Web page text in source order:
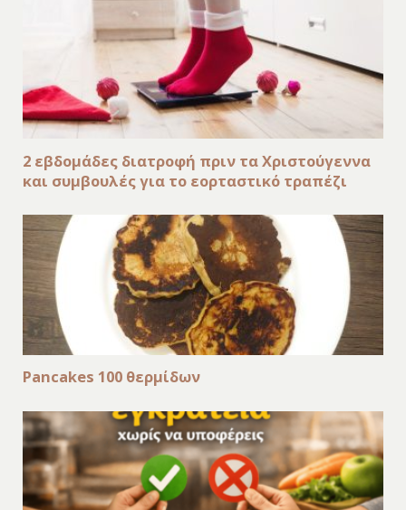
2 εβδομάδες διατροφή πριν τα Χριστούγεννα
και συμβουλές για το εορταστικό τραπέζι
Pancakes 100 θερμίδων